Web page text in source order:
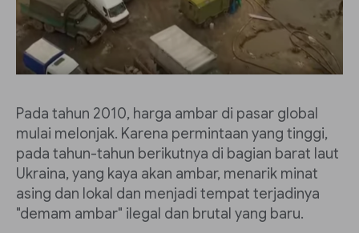
Pada tahun 2010, harga ambar di pasar global
mulai melonjak. Karena permintaan yang tinggi,
pada tahun-tahun berikutnya di bagian barat laut
Ukraina, yang kaya akan ambar, menarik minat
asing dan lokal dan menjadi tempat terjadinya
"demam ambar" ilegal dan brutal yang baru.